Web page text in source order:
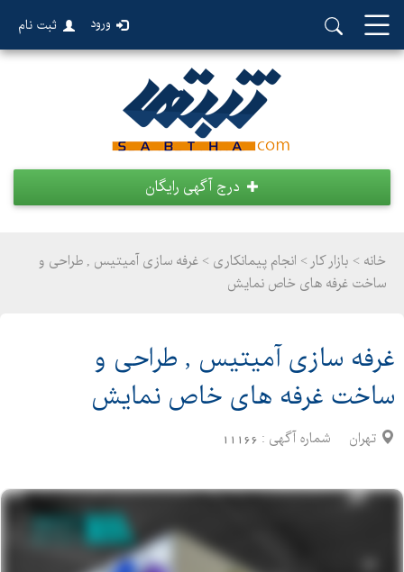
ورود ثبت نام
درج آگهی رایگان
خانه > بازار کار > انجام پیمانکاری > غرفه سازی آمیتیس , طراحی و
ساخت غرفه های خاص نمایش
غرفه سازی آمیتیس , طراحی و
ساخت غرفه های خاص نمایش
تهران شماره آگهی : 11166